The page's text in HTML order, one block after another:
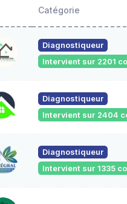
Catégorie
Diagnostiqueur
Intervient sur 2201
Diagnostiqueur
Intervient sur 2404
Diagnostiqueur
Intervient sur 1335